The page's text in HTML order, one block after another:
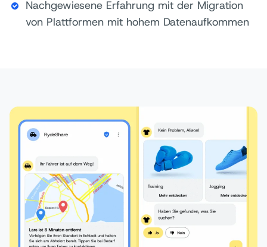
Nachgewiesene Erfahrung mit der Migration
von Plattformen mit hohem Datenaufkommen